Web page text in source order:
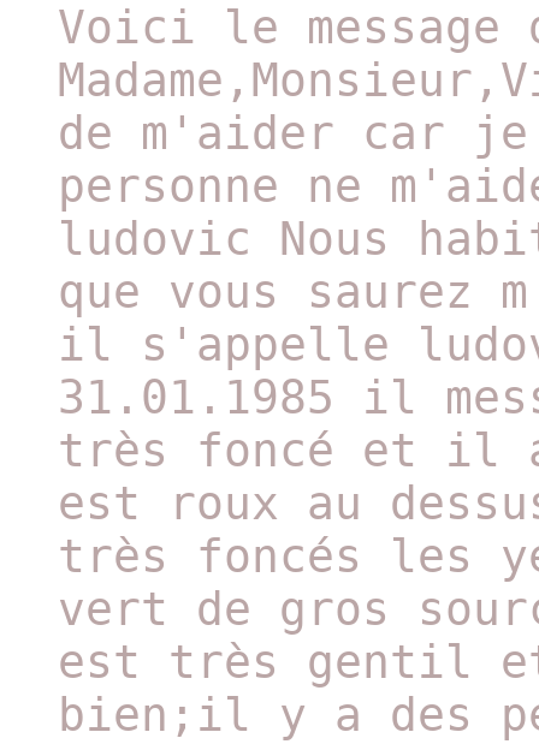
Voici le message
de m'aider car je
personne ne
ludovic Nous
que vous saurez
il s'appelle
31.01.1985 il
très foncé et il
est roux au
très foncés les
vert de gros
est très gentil
bien;il y a des